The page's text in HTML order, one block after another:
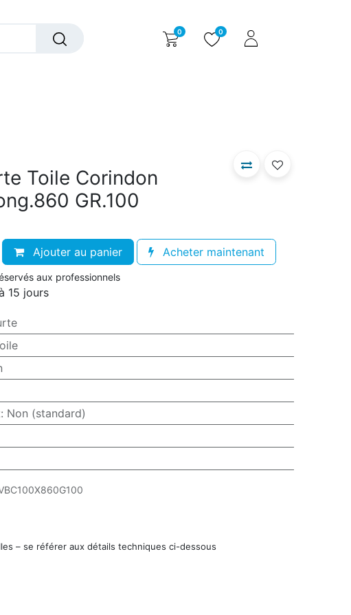
0 0
Toile Corindon
GR.100
Ajouter au panier Acheter maintenant
aux professionnels
15 jours
: Non (standard)
– se référer aux détails techniques ci-dessous